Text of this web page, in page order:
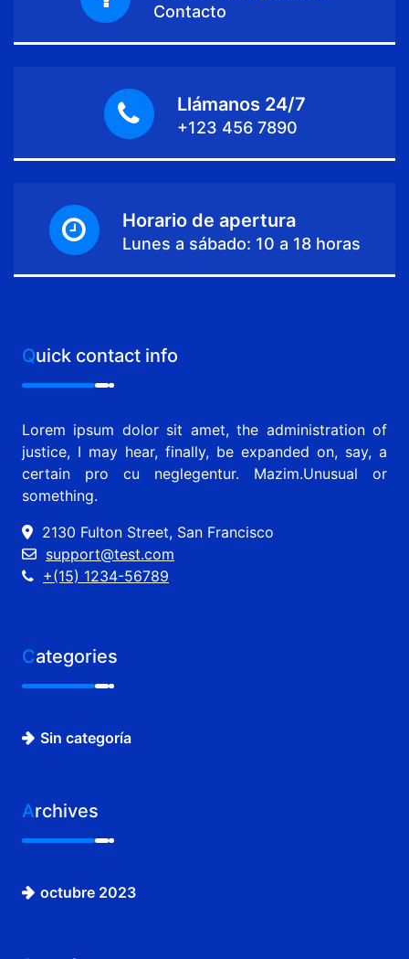
Contacto
Llámanos 24/7
+123 456 7890
Horario de apertura
Lunes a sábado: 10 a 18 horas
Quick contact info
Lorem ipsum dolor sit amet, the administration of
justice, I may hear, finally, be expanded on, say, a
certain pro cu neglegentur. Mazim.Unusual or
something.
2130 Fulton Street, San Francisco
support@test.com
+(15) 1234-56789
Categories
Sin categoría
Archives
octubre 2023